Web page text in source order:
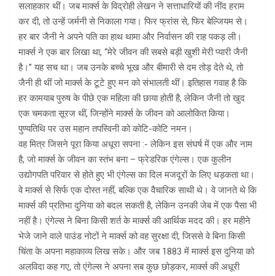
सलाहकार थीं। जब मार्क्स के विद्रोही लेखन ने सत्ताधारियों की नींद हराम
कर दी, तो उन्हें जर्मनी से निकाला गया। फिर फ्रांस से, फिर बेल्जियम से।
हर बार जैनी ने अपने पति का हाथ थामा और निर्वासन की राह पकड़ ली।
मार्क्स ने एक बार लिखा था, “मेरे जीवन की सबसे बड़ी खुशी मेरी प्यारी जैनी
है।” यह सच था। जब उनके बच्चे भूख और बीमारी से दम तोड़ देते थे, तो
जैनी ही थीं जो मार्क्स के टूटे हुए मन को संभालती थीं। इतिहास गवाह है कि
हर कामयाब पुरुष के पीछे एक महिला की छाया होती है, लेकिन जैनी तो खुद
एक चमकता सूरज थीं, जिन्होंने मार्क्स के जीवन को आलोकित किया।
पुण्यतिथि पर उस महान तपस्विनी को कोटि-कोटि नमन।
वह मित्र जिसने पूरा किया अधूरा सपना :- लेकिन इस संघर्ष में एक और नाम
है, जो मार्क्स के जीवन का स्तंभ बना – फ्रेडरिक एंगेल्स। एक कुलीन
उद्योगपति परिवार से होते हुए भी एंगेल्स का दिल मजदूरों के लिए धड़कता था।
वे मार्क्स से सिर्फ एक दोस्त नहीं, बल्कि एक वैचारिक साथी थे। वे जानते थे कि
मार्क्स की प्रतिभा दुनिया को बदल सकती है, लेकिन उनकी जेब में एक पैसा भी
नहीं है। एंगेल्स ने बिना किसी शर्त के मार्क्स की आर्थिक मदद की। हर महीने
भेजे जाने वाले पाउंड नोटों ने मार्क्स को वह सुरक्षा दी, जिससे वे बिना किसी
चिंता के अपना महाकाव्य लिख सके। और जब 1883 में मार्क्स इस दुनिया को
अलविदा कह गए, तो एंगेल्स ने अपना सब कुछ छोड़कर, मार्क्स की अधूरी